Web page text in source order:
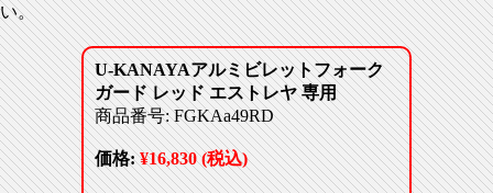
い。
U-KANAYAアルミビレットフォーク
ガード レッド エストレヤ 専用
商品番号: FGKAa49RD
価格:¥16,830 (税込)